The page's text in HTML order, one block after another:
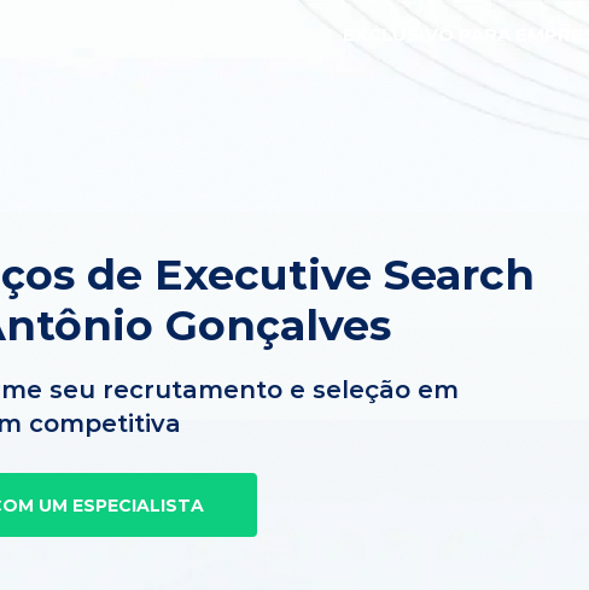
de Executive Search
Gonçalves
seu recrutamento e seleção em
competitiva
UM ESPECIALISTA